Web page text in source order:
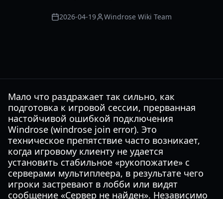
2026-04-19 Windrose Wiki Team
Мало что раздражает так сильно, как
подготовка к игровой сессии, прерванная
настойчивой ошибкой подключения
Windrose (windrose join error). Это
техническое препятствие часто возникает,
когда игровому клиенту не удается
установить стабильное «рукопожатие» с
серверами мультиплеера, в результате чего
игроки застревают в лобби или видят
сообщение «Сервер не найден». Независимо